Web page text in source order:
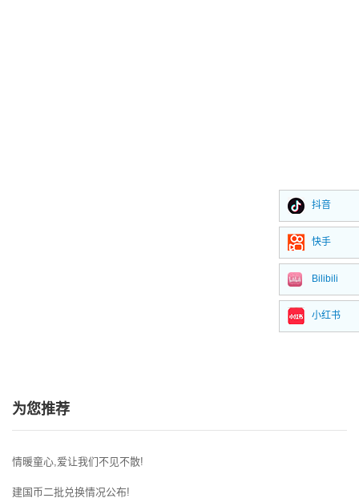
为您推荐
情暖童心,爱让我们不见不散!
建国币二批兑换情况公布!
抖音
快手
Bilibili
小红书